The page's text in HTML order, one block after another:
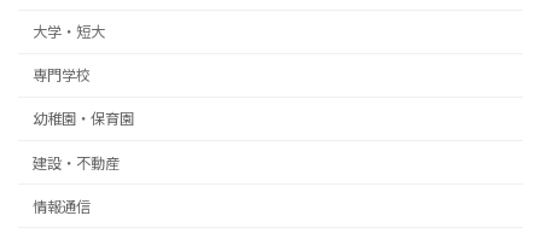
大学・短大
専門学校
幼稚園・保育園
建設・不動産
情報通信